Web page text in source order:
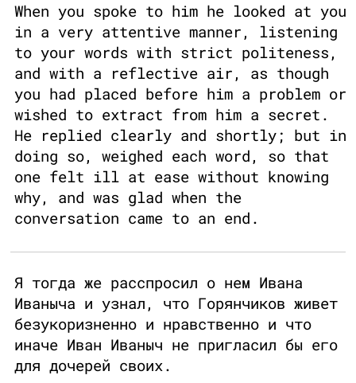
When you spoke to him he looked at you
in a very attentive manner, listening
to your words with strict politeness,
and with a reflective air, as though
you had placed before him a problem or
wished to extract from him a secret.
He replied clearly and shortly; but in
doing so, weighed each word, so that
one felt ill at ease without knowing
why, and was glad when the
conversation came to an end.
Я тогда же расспросил о нем Ивана
Иваныча и узнал, что Горянчиков живет
безукоризненно и нравственно и что
иначе Иван Иваныч не пригласил бы его
для дочерей своих.